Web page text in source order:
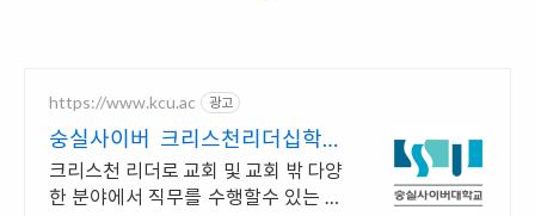
https://www.kcu.ac 광고
숭실사이버 크리스천리더십학과
신편입생 모집 중!
크리스천 리더로 교회 및 교회 밖 다양
한 분야에서 직무를 수행할수 있는 인